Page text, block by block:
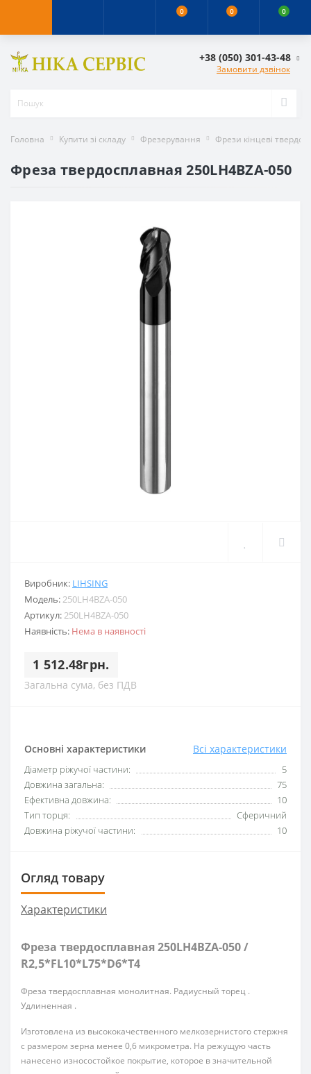
0 0 0
+38 (050) 301-43-48
Замовити дзвінок
Головна Купити зі складу Фрезерування Фрези кінцеві
Фреза твердосплавная 250LH4BZA-050
Виробник: LIHSING
Модель:250LH4BZA-050
Артикул:250LH4BZA-050
Наявність: Нема в наявності
1 512.48грн.
Загальна сума, без ПДВ
Основні характеристики Всі характеристики
Діаметр ріжучої частини:
5
Довжина загальна:
75
Ефективна довжина:
10
Тип торця:
Сферичний
Довжина ріжучої частини:
10
Огляд товару
Характеристики
Фреза твердосплавная 250LH4BZA-050 /
R2,5*FL10*L75*D6*T4
Фреза твердосплавная монолитная. Радиусный торец .
Удлиненная .
Изготовлена из высококачественного мелкозернистого стержня
с размером зерна менее 0,6 микрометра. На режущую часть
нанесено износостойкое покрытие, которое в значительной